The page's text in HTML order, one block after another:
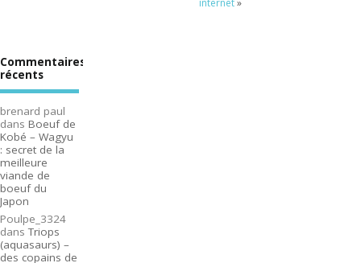
internet»
Commentaires
récents
brenard paul
dans Boeuf de
Kobé – Wagyu
: secret de la
meilleure
viande de
boeuf du
Japon
Poulpe_3324
dansTriops
(aquasaurs) –
des copains de